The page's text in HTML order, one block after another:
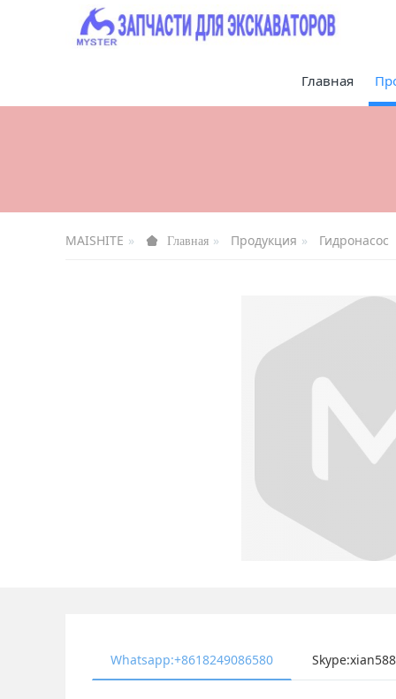
Главная
MAISHITE Главная Продукция Гидронасос
Whatsapp:+8618249086580